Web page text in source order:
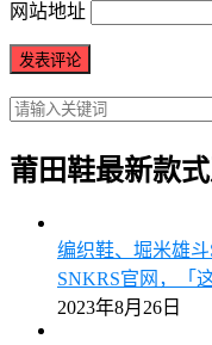
网站地址
莆田鞋最新款
编织鞋、堀米雄
SNKRS官网，「
2023年8月26日